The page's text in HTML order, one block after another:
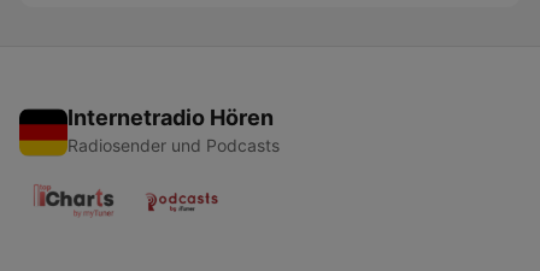
Internetradio Hören
Radiosender und Podcasts